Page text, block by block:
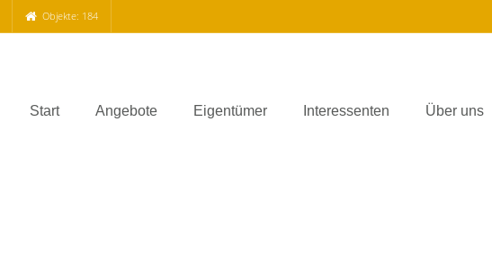
Objekte: 184
Start Angebote Eigentümer Interessenten Über uns